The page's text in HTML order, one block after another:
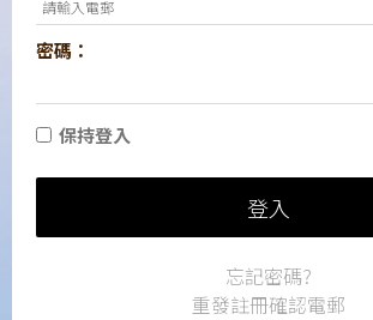
密碼：
保持登入
登入
忘記密碼?
重發註冊確認電郵